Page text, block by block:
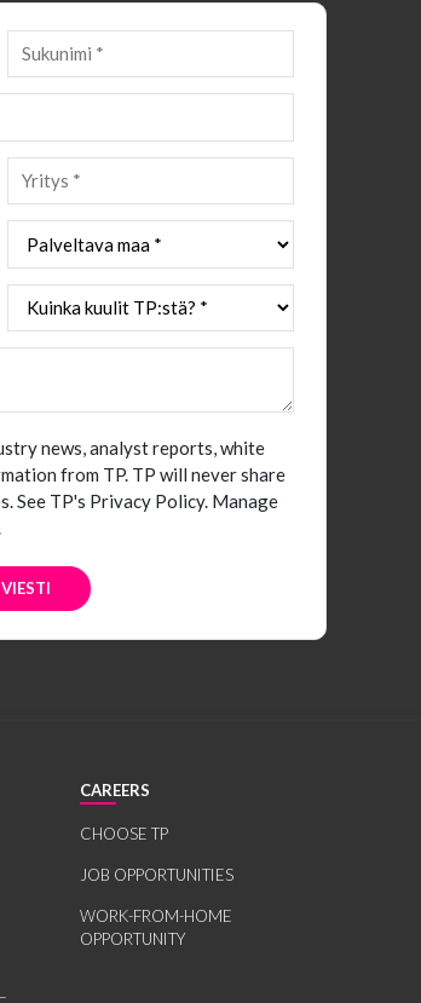
news, analyst reports, white
from TP. TP will never share
See TP's Privacy Policy. Manage
CAREERS
CHOOSE TP
JOB OPPORTUNITIES
WORK-FROM-HOME
OPPORTUNITY